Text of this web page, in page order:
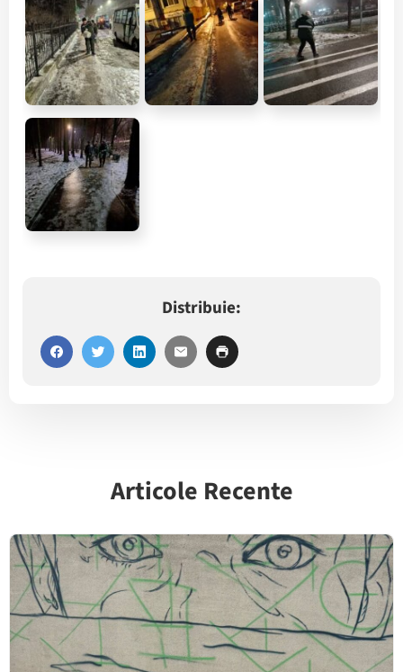
Distribuie:
Articole Recente